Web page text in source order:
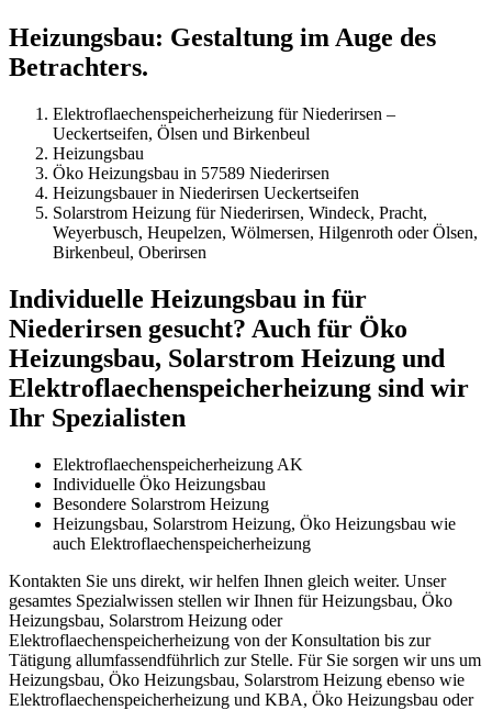
Heizungsbau: Gestaltung im Auge des
Betrachters.
Elektroflaechenspeicherheizung für Niederirsen –
Ueckertseifen, Ölsen und Birkenbeul
Heizungsbau
Öko Heizungsbau in 57589 Niederirsen
Heizungsbauer in Niederirsen Ueckertseifen
Solarstrom Heizung für Niederirsen, Windeck, Pracht,
Weyerbusch, Heupelzen, Wölmersen, Hilgenroth oder Ölsen,
Birkenbeul, Oberirsen
Individuelle Heizungsbau in für
Niederirsen gesucht? Auch für Öko
Heizungsbau, Solarstrom Heizung und
Elektroflaechenspeicherheizung sind wir
Ihr Spezialisten
Elektroflaechenspeicherheizung AK
Individuelle Öko Heizungsbau
Besondere Solarstrom Heizung
Heizungsbau, Solarstrom Heizung, Öko Heizungsbau wie
auch Elektroflaechenspeicherheizung
Kontakten Sie uns direkt, wir helfen Ihnen gleich weiter. Unser
gesamtes Spezialwissen stellen wir Ihnen für Heizungsbau, Öko
Heizungsbau, Solarstrom Heizung oder
Elektroflaechenspeicherheizung von der Konsultation bis zur
Tätigung allumfassendführlich zur Stelle. Für Sie sorgen wir uns um
Heizungsbau, Öko Heizungsbau, Solarstrom Heizung ebenso wie
Elektroflaechenspeicherheizung und KBA, Öko Heizungsbau oder